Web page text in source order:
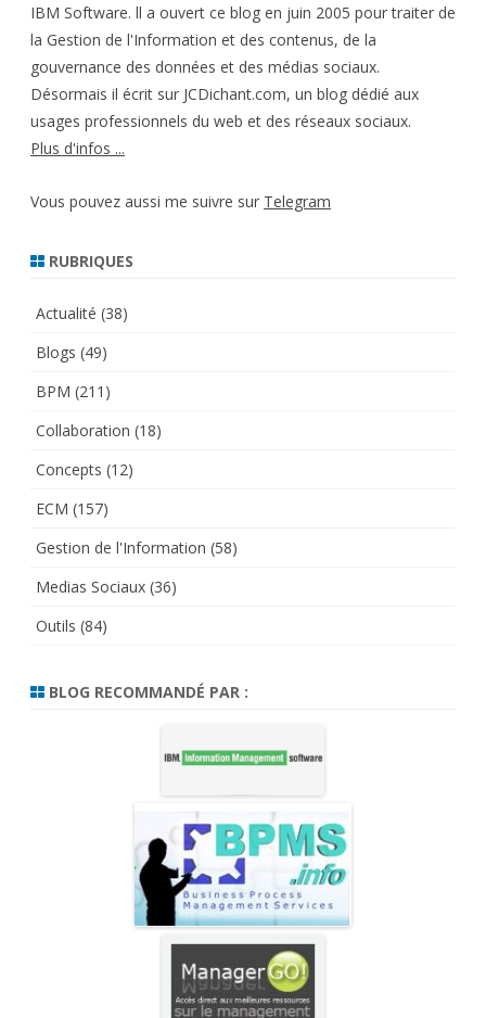
IBM Software. ll a ouvert ce blog en juin 2005 pour traiter de
la Gestion de l'Information et des contenus, de la
gouvernance des données et des médias sociaux.
Désormais il écrit sur JCDichant.com, un blog dédié aux
usages professionnels du web et des réseaux sociaux.
Plus d'infos ...
Vous pouvez aussi me suivre sur Telegram
RUBRIQUES
Actualité (38)
Blogs (49)
BPM (211)
Collaboration (18)
Concepts (12)
ECM (157)
Gestion de l'Information (58)
Medias Sociaux (36)
Outils (84)
BLOG RECOMMANDÉ PAR :